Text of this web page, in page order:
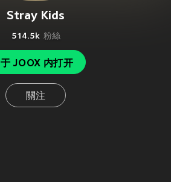
Stray Kids
514.5k 粉絲
于 JOOX 内打开
關注